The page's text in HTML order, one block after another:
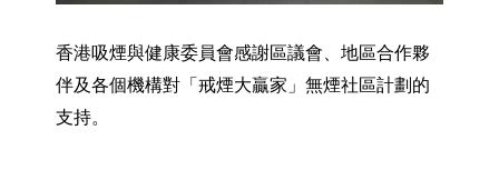
香港吸煙與健康委員會感謝區議會、地區合作夥
伴及各個機構對「戒煙大贏家」無煙社區計劃的
支持。